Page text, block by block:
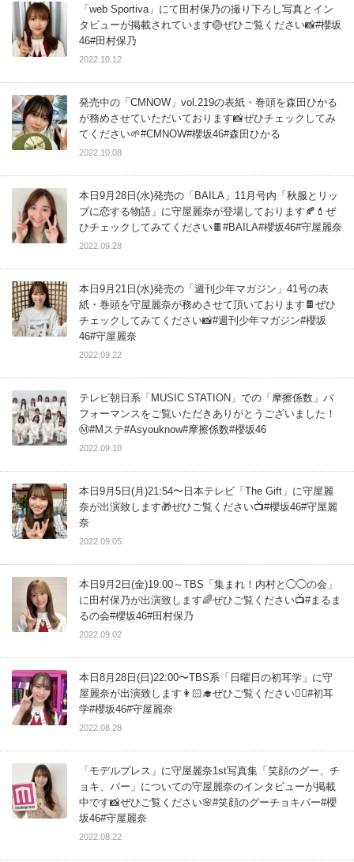
「web Sportiva」にて田村保乃の撮り下ろし写真とイン
タビューが掲載されています🏐ぜひご覧ください📸#櫻坂
46#田村保乃
2022.10.12
発売中の「CMNOW」vol.219の表紙・巻頭を森田ひかる
が務めさせていただいております📸ぜひチェックしてみ
てください🌱#CMNOW#櫻坂46#森田ひかる
2022.10.08
本日9月28日(水)発売の「BAILA」11月号内「秋服とリッ
プに恋する物語」に守屋麗奈が登場しております🍂💄ぜ
ひチェックしてみてください🍫#BAILA#櫻坂46#守屋麗奈
2022.09.28
本日9月21日(水)発売の「週刊少年マガジン」41号の表
紙・巻頭を守屋麗奈が務めさせて頂いております🍫ぜひ
チェックしてみてください📸#週刊少年マガジン#櫻坂
46#守屋麗奈
2022.09.22
テレビ朝日系「MUSIC STATION」での「摩擦係数」パ
フォーマンスをご覧いただきありがとうございました！
Ⓜ️#Mステ#Asyouknow#摩擦係数#櫻坂46
2022.09.10
本日9月5日(月)21:54〜日本テレビ「The Gift」に守屋麗
奈が出演致します🎁ぜひご覧ください📺#櫻坂46#守屋麗
奈
2022.09.05
本日9月2日(金)19:00～TBS「集まれ！内村と◯◯の会」
に田村保乃が出演致します🌈ぜひご覧ください📺#まるま
るの会#櫻坂46#田村保乃
2022.09.02
本日8月28日(日)22:00〜TBS系「日曜日の初耳学」に守
屋麗奈が出演致します👩🏻‍🎓ぜひご覧ください👂🏻#初耳
学#櫻坂46#守屋麗奈
2022.08.28
「モデルプレス」に守屋麗奈1st写真集「笑顔のグー、チ
ョキ、パー」についての守屋麗奈のインタビューが掲載
中です📸ぜひご覧ください🌸#笑顔のグーチョキパー#櫻
坂46#守屋麗奈
2022.08.22